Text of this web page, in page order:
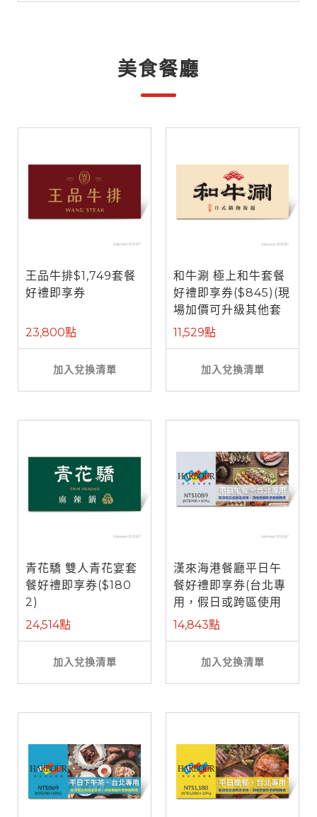
美食餐廳
王品牛排$1,749套餐
好禮即享券
23,800點
加入兌換清單
和牛涮 極上和牛套餐
好禮即享券($845)(現
場加價可升級其他套
餐)
11,529點
加入兌換清單
青花驕 雙人青花宴套
餐好禮即享券($180
2)
24,514點
加入兌換清單
漢來海港餐廳平日午
餐好禮即享券(台北專
用，假日或跨區使用
需補差額)
14,843點
加入兌換清單